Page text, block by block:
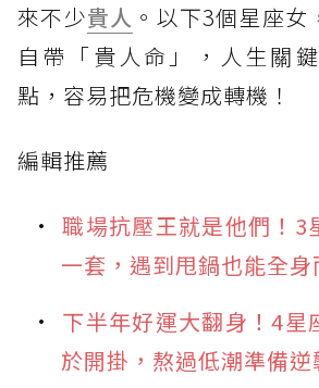
來不少貴人 。以下3個星座
自帶「貴人命」，人生關
點，容易把危機變成轉機！
編輯推薦
職場抗壓王就是他們！3
一套，遇到甩鍋也能全身
下半年好運大翻身！4星
於開掛，熬過低潮準備逆